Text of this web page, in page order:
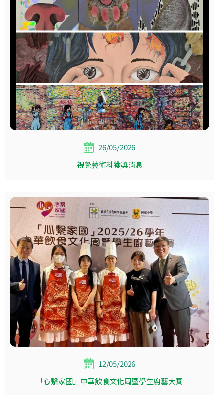
26/05/2026
視覺藝術科獲獎消息
12/05/2026
「心繫家國」中華飲食文化周暨學生廚藝大賽